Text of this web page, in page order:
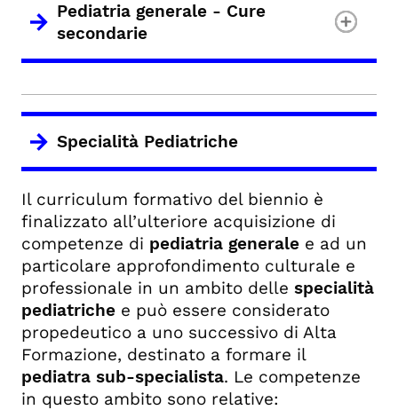
Pediatria generale - Cure
secondarie
Specialità Pediatriche
Il curriculum formativo del biennio è
finalizzato all’ulteriore acquisizione di
competenze di pediatria generale e ad un
particolare approfondimento culturale e
professionale in un ambito delle specialità
pediatriche e può essere considerato
propedeutico a uno successivo di Alta
Formazione, destinato a formare il
pediatra sub-specialista. Le competenze
in questo ambito sono relative: